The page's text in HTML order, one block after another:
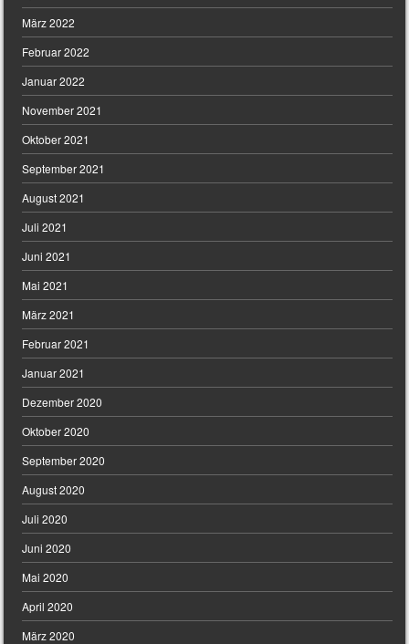
März 2022
Februar 2022
Januar 2022
November 2021
Oktober 2021
September 2021
August 2021
Juli 2021
Juni 2021
Mai 2021
März 2021
Februar 2021
Januar 2021
Dezember 2020
Oktober 2020
September 2020
August 2020
Juli 2020
Juni 2020
Mai 2020
April 2020
März 2020